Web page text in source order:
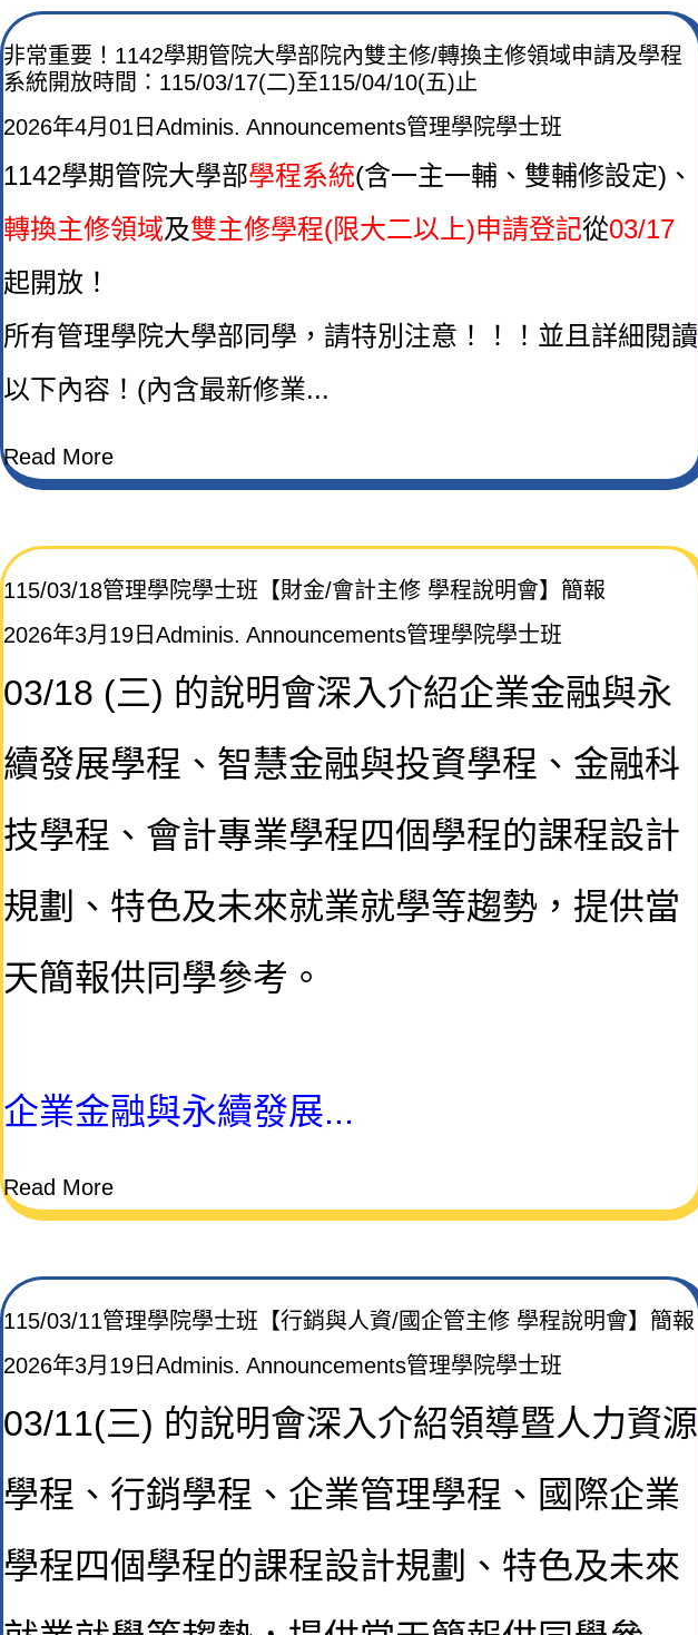
非常重要！1142學期管院大學部院內雙主修/轉換主修領域申請及學程
系統開放時間：115/03/17(二)至115/04/10(五)止
2026年4月01日 Adminis. Announcements管理學院學士班
1142學期管院大學部學程系統(含一主一輔、雙輔修設定)、
轉換主修領域及雙主修學程(限大二以上)申請登記從03/17
起開放！
所有管理學院大學部同學，請特別注意！！！並且詳細閱讀
以下內容！(內含最新修業...
Read More
115/03/18管理學院學士班【財金/會計主修 學程說明會】簡報
2026年3月19日 Adminis. Announcements管理學院學士班
03/18 (三) 的說明會深入介紹企業金融與永
續發展學程 、智慧金融與投資學程、金融科
技學程、會計專業學程四個學程的課程設計
規劃、特色及未來就業就學等趨勢，提供當
天簡報供同學參考。
企業金融與永續發展...
Read More
115/03/11管理學院學士班【行銷與人資/國企管主修 學程說明會】簡報
2026年3月19日 Adminis. Announcements管理學院學士班
03/11(三) 的說明會深入介紹領導暨人力資源
學程、行銷學程、企業管理學程、國際企業
學程四個學程的課程設計規劃、特色及未來